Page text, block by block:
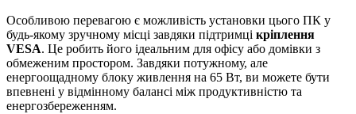
Особливою перевагою є можливість установки цього ПК у
будь-якому зручному місці завдяки підтримці кріплення
VESA. Це робить його ідеальним для офісу або домівки з
обмеженим простором. Завдяки потужному, але
енергоощадному блоку живлення на 65 Вт, ви можете бути
впевнені у відмінному балансі між продуктивністю та
енергозбереженням.